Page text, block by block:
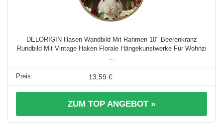
DELORIGIN Hasen Wandbild Mit Rahmen 10" Beerenkranz
Rundbild Mit Vintage Haken Florale Hängekunstwerke Für Wohnzi
13,59 €
ZUM TOP ANGEBOT »